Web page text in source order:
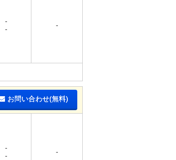
-
-
-
お問い合わせ(無料)
-
-
-